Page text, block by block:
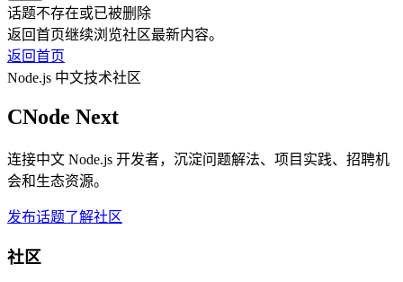
话题不存在或已被删除
返回首页继续浏览社区最新内容。
返回首页
Node.js 中文技术社区
CNode Next
连接中文 Node.js 开发者，沉淀问题解法、项目实践、招聘机
会和生态资源。
发布话题了解社区
社区